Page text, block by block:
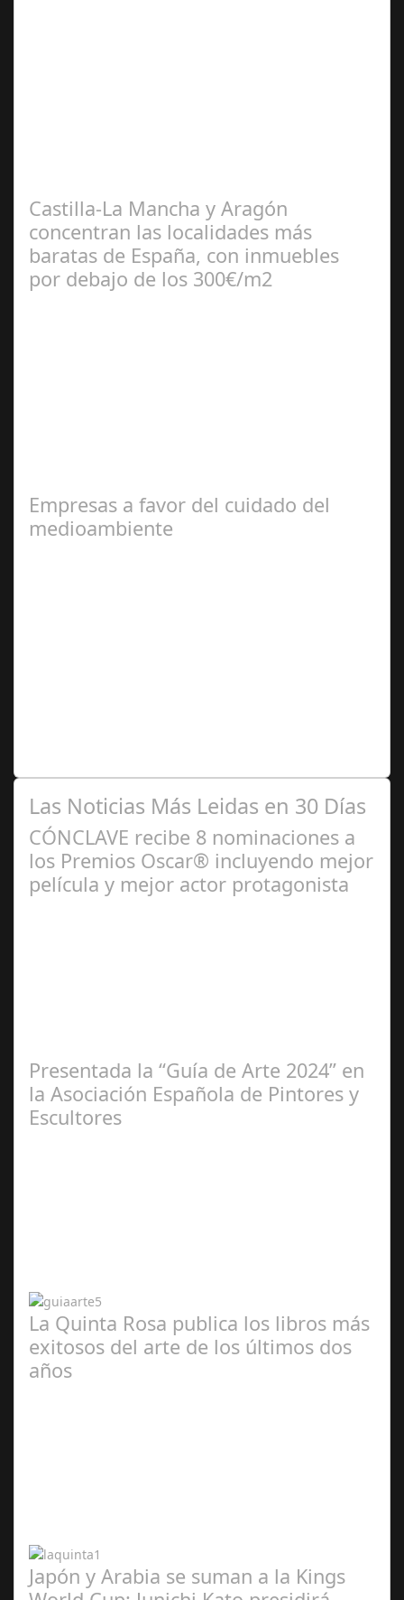
Castilla-La Mancha y Aragón
concentran las localidades más
baratas de España, con inmuebles
por debajo de los 300€/m2
Empresas a favor del cuidado del
medioambiente
Las Noticias Más Leidas en 30 Días
CÓNCLAVE recibe 8 nominaciones a
los Premios Oscar® incluyendo mejor
película y mejor actor protagonista
Presentada la “Guía de Arte 2024” en
la Asociación Española de Pintores y
Escultores
La Quinta Rosa publica los libros más
exitosos del arte de los últimos dos
años
Japón y Arabia se suman a la Kings